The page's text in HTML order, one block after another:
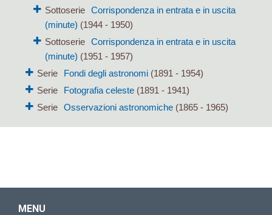
Sottoserie
Corrispondenza in entrata e in uscita
(minute) (1944 - 1950)
Sottoserie
Corrispondenza in entrata e in uscita
(minute) (1951 - 1957)
Serie
Fondi degli astronomi(1891 - 1954)
Serie
Fotografia celeste(1891 - 1941)
Serie Osservazioni astronomiche(1865 - 1965)
MENU